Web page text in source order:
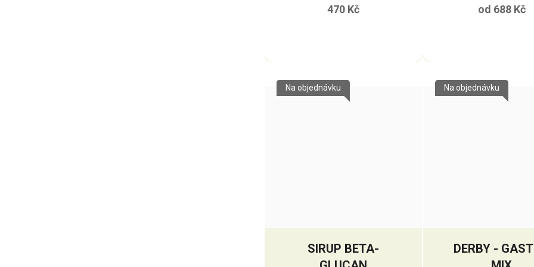
470 Kč od 688 Kč
SIRUP BETA-
Na objednávku
DERBY -
Na objednávku